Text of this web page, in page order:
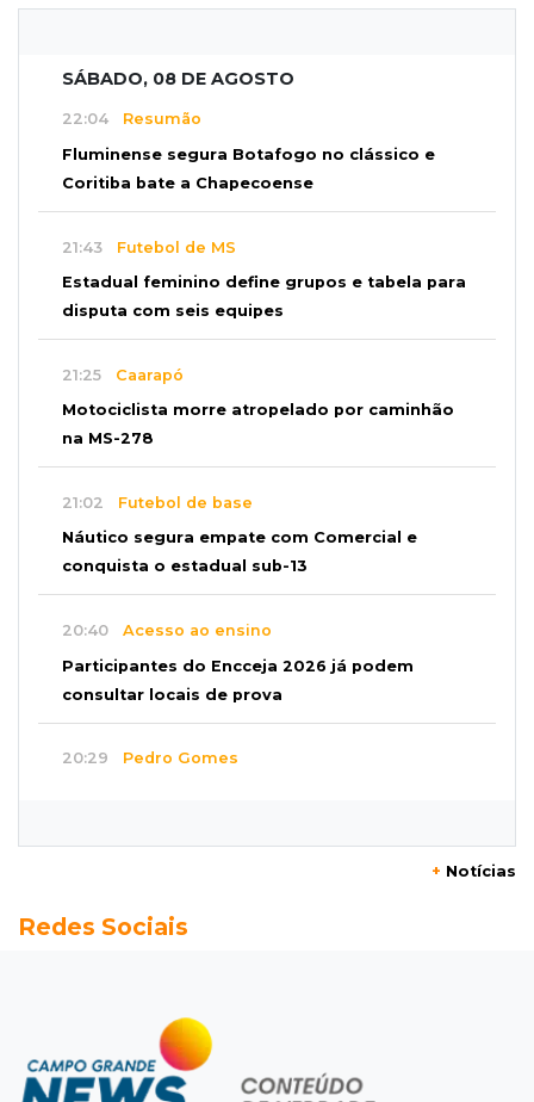
SÁBADO, 08 DE AGOSTO
22:04 Resumão
Fluminense segura Botafogo no clássico e
Coritiba bate a Chapecoense
21:43 Futebol de MS
Estadual feminino define grupos e tabela para
disputa com seis equipes
21:25 Caarapó
Motociclista morre atropelado por caminhão
na MS-278
21:02 Futebol de base
Náutico segura empate com Comercial e
conquista o estadual sub-13
20:40 Acesso ao ensino
Participantes do Encceja 2026 já podem
consultar locais de prova
20:29 Pedro Gomes
Pantanal treina em Goiânia antes de jogo que
Campeonato Brasileiro
Remo busca empate com Atlético-MG e segue
na zona de rebaixamento
+ Notícias
Redes Sociais